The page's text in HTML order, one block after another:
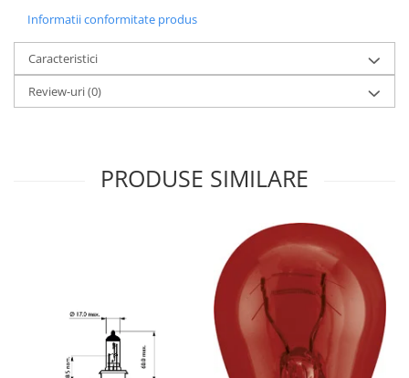
Informatii conformitate produs
Caracteristici
Review-uri(0)
PRODUSE SIMILARE